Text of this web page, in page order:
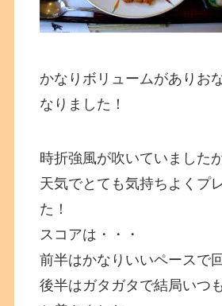
かなりボリュームがありお
なりました！
時折強風が吹いていました
天気でとても気持ちよくプ
た！
スコアは・・・
前半はかなりいいペースで
後半はガタガタで結局いつ